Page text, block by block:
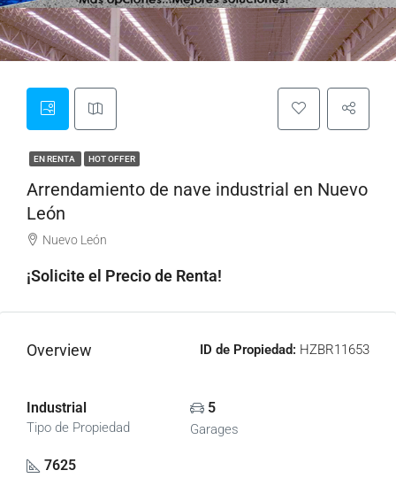
EN RENTA HOT OFFER
Arrendamiento de nave industrial en Nuevo
León
Nuevo León
¡Solicite el Precio de Renta!
Overview ID de Propiedad: HZBR11653
Industrial
Tipo de Propiedad
5
Garages
7625